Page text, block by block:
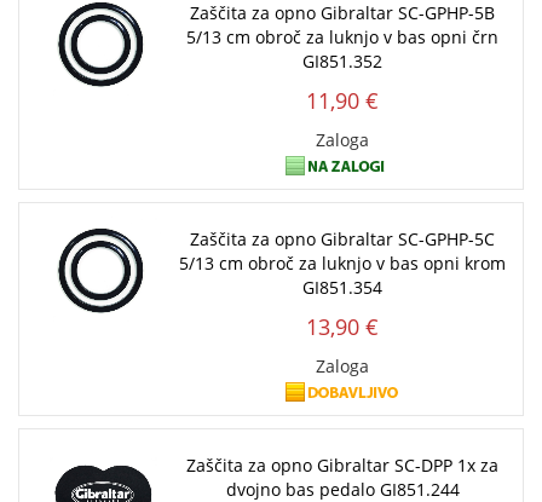
Zaščita za opno Gibraltar SC-GPHP-5B
5/13 cm obroč za luknjo v bas opni črn
GI851.352
11,90 €
Zaloga
Zaščita za opno Gibraltar SC-GPHP-5C
5/13 cm obroč za luknjo v bas opni krom
GI851.354
13,90 €
Zaloga
Zaščita za opno Gibraltar SC-DPP 1x za
dvojno bas pedalo GI851.244